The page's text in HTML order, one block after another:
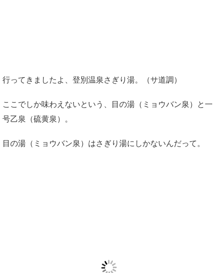
行ってきましたよ、登別温泉さぎり湯。（サ道調）
ここでしか味わえないという、目の湯（ミョウバン泉）と一
号乙泉（硫黄泉）。
目の湯（ミョウバン泉）はさぎり湯にしかないんだって。